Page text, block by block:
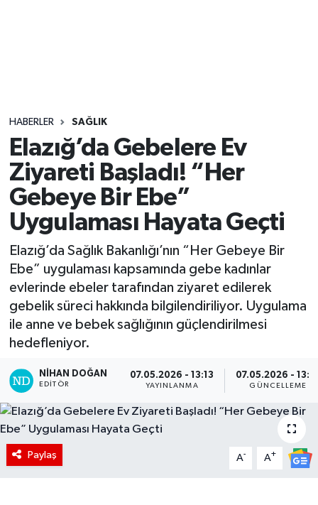
HABERLER SAĞLIK
Elazığ’da Gebelere Ev
Ziyareti Başladı! “Her
Gebeye Bir Ebe”
Uygulaması Hayata Geçti
Elazığ’da Sağlık Bakanlığı’nın “Her Gebeye Bir
Ebe” uygulaması kapsamında gebe kadınlar
evlerinde ebeler tarafından ziyaret edilerek
gebelik süreci hakkında bilgilendiriliyor. Uygulama
ile anne ve bebek sağlığının güçlendirilmesi
hedefleniyor.
NIHAN DOĞAN
EDITÖR
07.05.2026 - 13:13
YAYINLANMA
07.05.2026 -
GÜNCELLEME
Paylaş A- A+
Yaşam